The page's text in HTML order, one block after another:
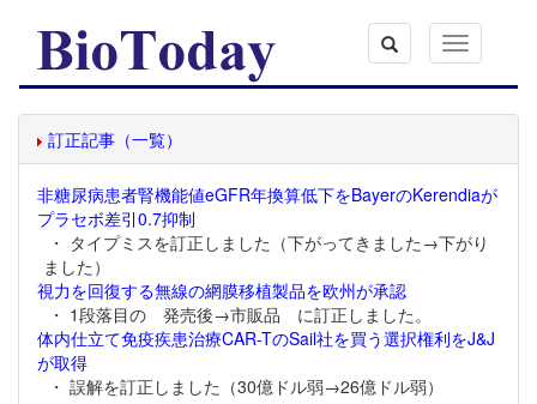
Toggle
navigation
訂正記事（一覧）
非糖尿病患者腎機能値eGFR年換算低下をBayerのKerendiaが
プラセボ差引0.7抑制
・ タイプミスを訂正しました（下がってきました→下がり
ました）
視力を回復する無線の網膜移植製品を欧州が承認
・ 1段落目の 発売後→市販品 に訂正しました。
体内仕立て免疫疾患治療CAR-TのSail社を買う選択権利をJ&J
が取得
・ 誤解を訂正しました（30億ドル弱→26億ドル弱）